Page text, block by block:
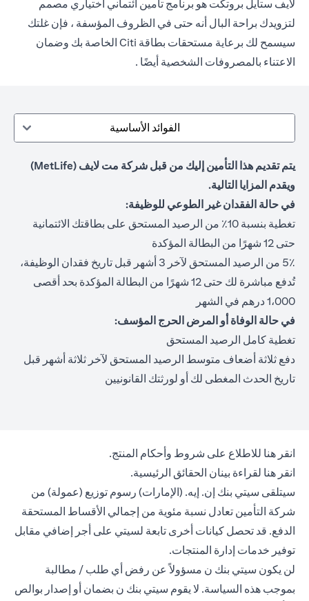
لايف ستايل بروتكت هو برنامج تأمين ائتماني اختياري مصمم
لتزويدك براحة البال أنه حتى في الظروف المؤسفة ، فإن غلتك
سيسمح لك برعاية مستحقات بطاقة Citi الخاصة بك وضمان
الاعتناء بالمصروفات الشخصية أيضًا .
الفوائد الأساسية
يتم تقديم هذا التأمين إليك من قبل شركة مت لايف (MetLife)
ويقدم المزايا التالية.
في حالة الفقدان غير الطوعي للوظيفة:
تغطية بنسبة 10٪ من الرصيد المستحق على بطاقتك الائتمانية
حتى 12 شهرًا من البطالة المؤكدة
5٪ من الرصيد المستحق لآخر 3 أشهر قبل تاريخ فقدان الوظيفة،
تُدفع مباشرة لك حتى 12 شهرًا من البطالة المؤكدة بحد أقصى
1،000 درهم في الشهر
في حالة الوفاة أو المرض الحرج المؤسف:
تغطية كامل الرصيد المستحق
دفع ثلاثة أضعاف متوسط الرصيد المستحق لآخر ثلاثة أشهر قبل
تاريخ الحدث المغطى لك أو لورثتك القانونيين
انقر هنا للاطلاع على شروط وأحكام المنتج.
انقر هنا لقراءة بينان الحقائق الرئيسية.
سيتلقى سيتي بنك إن. إيه. (الإمارات) رسوم توزيع (عمولة) من
شركة التأمين تعادل نسبة مئوية من إجمالي الأقساط المستحقة
الدفع. قد تحصل كيانات أخرى تابعة لسيتي على أجر إضافي مقابل
توفير خدمات إدارة المنتجات.
لن يكون سيتي بنك ن مسؤولاً عن رفض أي طلب / مطالبة
بموجب هذه السياسة. لا يقوم سيتي بنك ن بضمان أو إصدار بوالص